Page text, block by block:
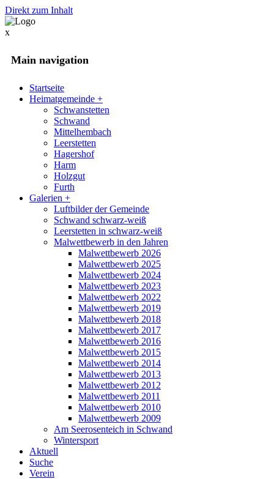
Direkt zum Inhalt
x
Main navigation
Startseite
Heimatgemeinde +
Schwanstetten
Schwand
Mittelhembach
Leerstetten
Hagershof
Harm
Holzgut
Furth
Galerien +
Luftbilder der Gemeinde
Schwand schwarz-weiß
Leerstetten in schwarz-weiß
Malwettbewerb in den Jahren
Malwettbewerb 2026
Malwettbewerb 2025
Malwettbewerb 2024
Malwettbewerb 2023
Malwettbewerb 2022
Malwettbewerb 2019
Malwettbewerb 2018
Malwettbewerb 2017
Malwettbewerb 2016
Malwettbewerb 2015
Malwettbewerb 2014
Malwettbewerb 2013
Malwettbewerb 2012
Malwettbewerb 2011
Malwettbewerb 2010
Malwettbewerb 2009
Am Seerosenteich in Schwand
Wintersport
Aktuell
Suche
Verein